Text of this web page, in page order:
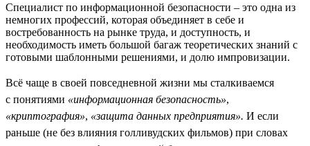
Специалист по информационной безопасности – это одна из
немногих профессий, которая объединяет в себе и
востребованность на рынке труда, и доступность, и
необходимость иметь большой багаж теоретических знаний с
готовыми шаблонными решениями, и долю импровизации.
Всё чаще в своей повседневной жизни мы сталкиваемся
с понятиями «информационная безопасность»,
«криптография», «защита данных предприятия». И если
раньше (не без влияния голливудских фильмов) при словах